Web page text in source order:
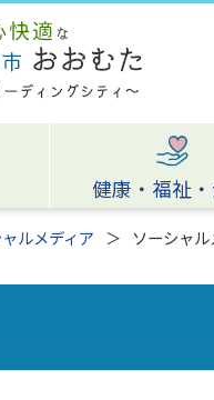
健康・福祉
ルメディア ソーシャ